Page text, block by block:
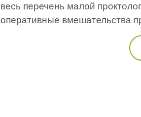
весь перечень малой
оперативные вмешательства